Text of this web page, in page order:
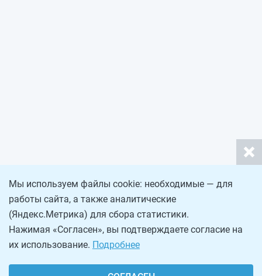
Мы используем файлы cookie: необходимые — для
работы сайта, а также аналитические
(Яндекс.Метрика) для сбора статистики.
Нажимая «Согласен», вы подтверждаете согласие на
их использование. Подробнее